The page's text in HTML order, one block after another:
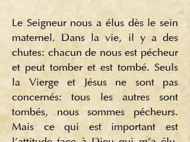
Le Seigneur nous a élus dès le sein
maternel. Dans la vie, il y a des
chutes: chacun de nous est pécheur
et peut tomber et est tombé. Seuls
la Vierge et Jésus ne sont pas
concernés: tous les autres sont
tombés, nous sommes pécheurs.
Mais ce qui est important est